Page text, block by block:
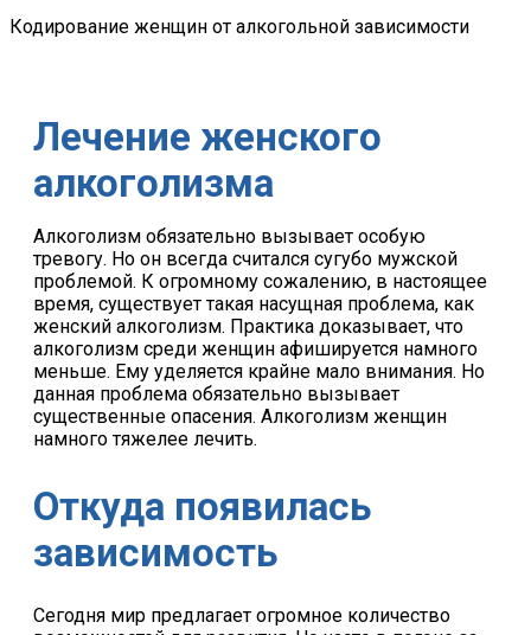
Кодирование женщин от алкогольной зависимости
Лечение женского
алкоголизма
Алкоголизм обязательно вызывает особую
тревогу. Но он всегда считался сугубо мужской
проблемой. К огромному сожалению, в настоящее
время, существует такая насущная проблема, как
женский алкоголизм. Практика доказывает, что
алкоголизм среди женщин афишируется намного
меньше. Ему уделяется крайне мало внимания. Но
данная проблема обязательно вызывает
существенные опасения. Алкоголизм женщин
намного тяжелее лечить.
Откуда появилась
зависимость
Сегодня мир предлагает огромное количество